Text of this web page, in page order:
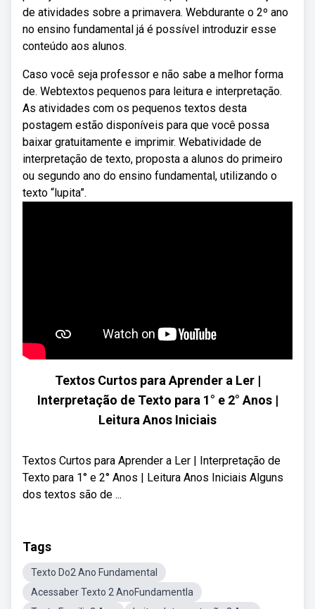
de atividades sobre a primavera. Webdurante o 2º ano
no ensino fundamental já é possível introduzir esse
conteúdo aos alunos.
Caso você seja professor e não sabe a melhor forma
de. Webtextos pequenos para leitura e interpretação.
As atividades com os pequenos textos desta
postagem estão disponíveis para que você possa
baixar gratuitamente e imprimir. Webatividade de
interpretação de texto, proposta a alunos do primeiro
ou segundo ano do ensino fundamental, utilizando o
texto “lupita”.
Textos Curtos para Aprender a Ler |
Interpretação de Texto para 1° e 2° Anos |
Leitura Anos Iniciais
Textos Curtos para Aprender a Ler | Interpretação de
Texto para 1° e 2° Anos | Leitura Anos Iniciais Alguns
dos textos são de ...
Tags
Texto Do2 Ano Fundamental
Acessaber Texto 2 AnoFundamentla